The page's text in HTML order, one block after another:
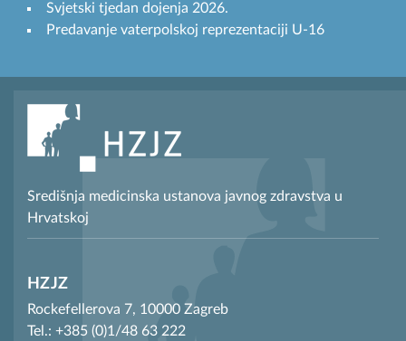
Svjetski tjedan dojenja 2026.
Predavanje vaterpolskoj reprezentaciji U-16
Središnja medicinska ustanova javnog zdravstva u
Hrvatskoj
HZJZ
Rockefellerova 7, 10000 Zagreb
Tel.: +385 (0)1/48 63 222